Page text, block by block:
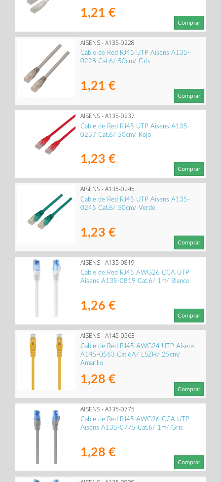
1,21 €
Comprar
AISENS - A135-0228
Cable de Red RJ45 UTP Aisens A135-
0228 Cat.6/ 50cm/ Gris
1,21 €
Comprar
AISENS - A135-0237
Cable de Red RJ45 UTP Aisens A135-
0237 Cat.6/ 50cm/ Rojo
1,23 €
Comprar
AISENS - A135-0245
Cable de Red RJ45 UTP Aisens A135-
0245 Cat.6/ 50cm/ Verde
1,23 €
Comprar
AISENS - A135-0819
Cable de Red RJ45 AWG26 CCA UTP
Aisens A135-0819 Cat.6/ 1m/ Blanco
1,26 €
Comprar
AISENS - A145-0563
Cable de Red RJ45 AWG24 UTP Aisens
A145-0563 Cat.6A/ LSZH/ 25cm/
Amarillo
1,28 €
Comprar
AISENS - A135-0775
Cable de Red RJ45 AWG26 CCA UTP
Aisens A135-0775 Cat.6/ 1m/ Gris
1,28 €
Comprar